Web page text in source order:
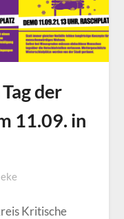
der
11.09. in
Kritische